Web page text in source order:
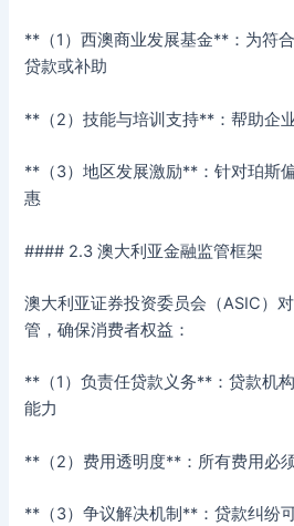
**（1）西澳商业发展基金**：为符
贷款或补助
**（2）技能与培训支持**：帮助企
**（3）地区发展激励**：针对珀斯
惠
#### 2.3 澳大利亚金融监管框架
澳大利亚证券投资委员会（ASIC）
管，确保消费者权益：
**（1）负责任贷款义务**：贷款机
能力
**（2）费用透明度**：所有费用必
**（3）争议解决机制**：贷款纠纷